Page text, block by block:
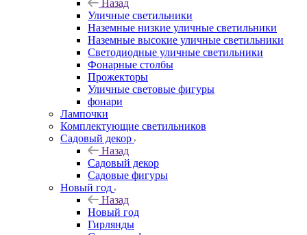
Назад
Уличные светильники
Наземные низкие уличные светильники
Наземные высокие уличные светильники
Светодиодные уличные светильники
Фонарные столбы
Прожекторы
Уличные световые фигуры
фонари
Лампочки
Комплектующие светильников
Садовый декор
Назад
Садовый декор
Садовые фигуры
Новый год
Назад
Новый год
Гирлянды